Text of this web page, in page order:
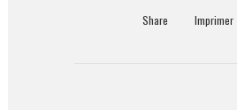
Share Imprimer